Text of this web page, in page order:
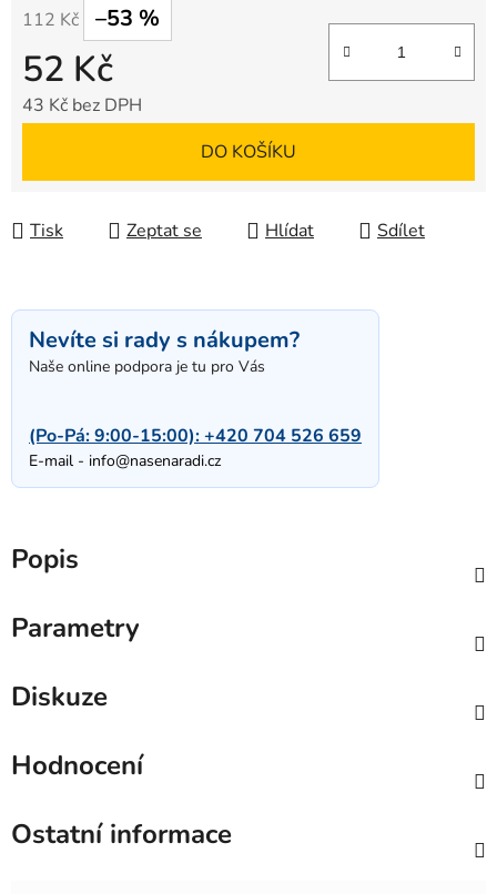
112 Kč –53 %
52 Kč
43 Kč bez DPH
DO KOŠÍKU
Tisk Zeptat se Hlídat Sdílet
Nevíte si rady s nákupem?
Naše online podpora je tu pro Vás
(Po-Pá: 9:00-15:00):+420 704 526 659
E-mail - info@nasenaradi.cz
Popis
Parametry
Diskuze
Hodnocení
Ostatní informace